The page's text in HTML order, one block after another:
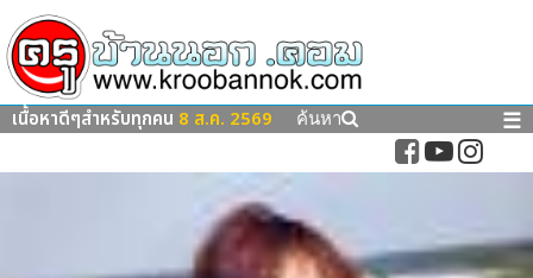
เนื้อหาดีๆสำหรับทุกคน 8 ส.ค. 2569 ค้นหา ☰